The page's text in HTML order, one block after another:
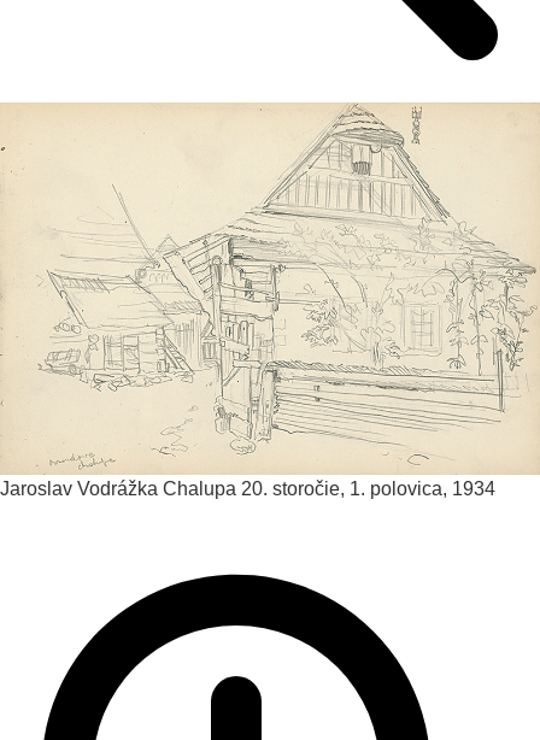
Jaroslav Vodrážka Chalupa 20. storočie, 1. polovica, 1934